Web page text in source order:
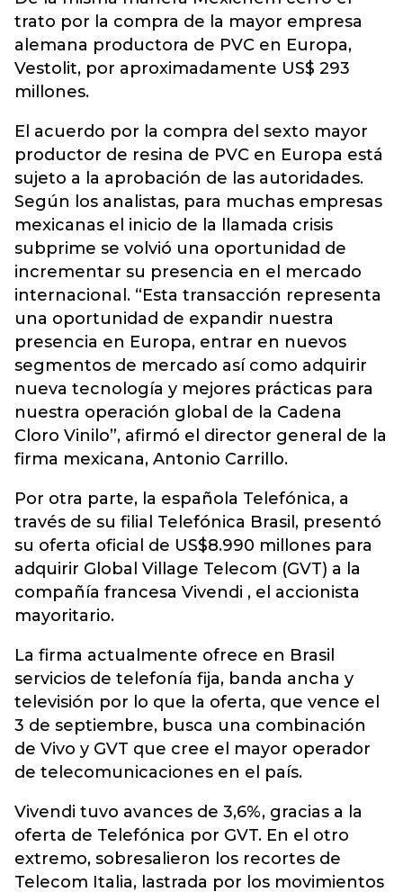
trato por la compra de la mayor empresa
alemana productora de PVC en Europa,
Vestolit, por aproximadamente US$ 293
millones.
El acuerdo por la compra del sexto mayor
productor de resina de PVC en Europa está
sujeto a la aprobación de las autoridades.
Según los analistas, para muchas empresas
mexicanas el inicio de la llamada crisis
subprime se volvió una oportunidad de
incrementar su presencia en el mercado
internacional. “Esta transacción representa
una oportunidad de expandir nuestra
presencia en Europa, entrar en nuevos
segmentos de mercado así como adquirir
nueva tecnología y mejores prácticas para
nuestra operación global de la Cadena
Cloro Vinilo”, afirmó el director general de la
firma mexicana, Antonio Carrillo.
Por otra parte, la española Telefónica, a
través de su filial Telefónica Brasil, presentó
su oferta oficial de US$8.990 millones para
adquirir Global Village Telecom (GVT) a la
compañía francesa Vivendi , el accionista
mayoritario.
La firma actualmente ofrece en Brasil
servicios de telefonía fija, banda ancha y
televisión por lo que la oferta, que vence el
3 de septiembre, busca una combinación
de Vivo y GVT que cree el mayor operador
de telecomunicaciones en el país.
Vivendi tuvo avances de 3,6%, gracias a la
oferta de Telefónica por GVT. En el otro
extremo, sobresalieron los recortes de
Telecom Italia, lastrada por los movimientos